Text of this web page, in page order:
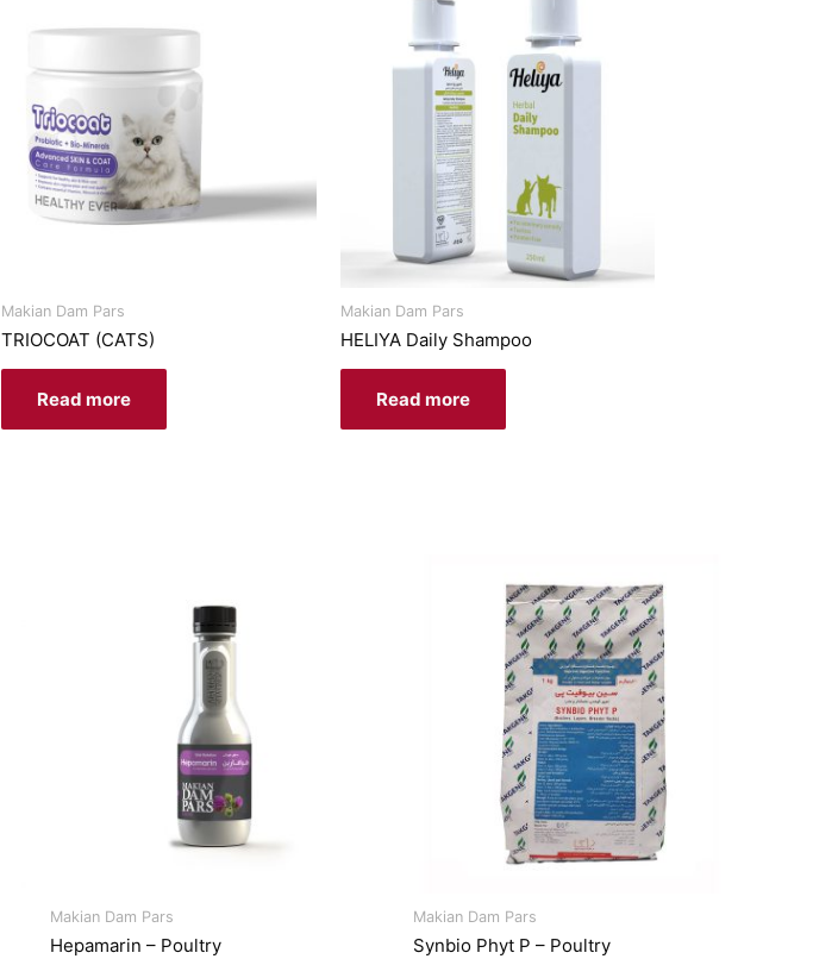
Makian Dam Pars
TRIOCOAT (CATS)
Read more
Makian Dam Pars
HELIYA Daily Shampoo
Read more
Makian Dam Pars
Hepamarin – Poultry
Makian Dam Pars
Synbio Phyt P – Poultry